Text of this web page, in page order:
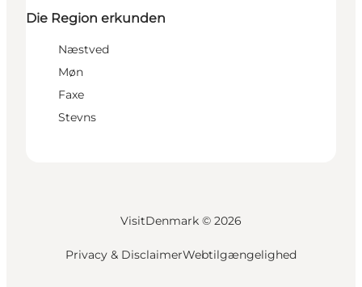
Die Region erkunden
Næstved
Møn
Faxe
Stevns
VisitDenmark © 2026
Privacy & DisclaimerWebtilgængelighed